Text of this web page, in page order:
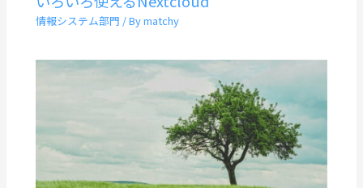
情報システム部門 / Bymatchy